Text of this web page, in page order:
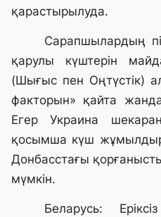
қарастырылуда.
Сарапшылардың
қарулы күштерін
(Шығыс пен Оңтүстік)
факторын» қайта
Егер Украина
қосымша күш
Донбасстағы
мүмкін.
Беларусь: